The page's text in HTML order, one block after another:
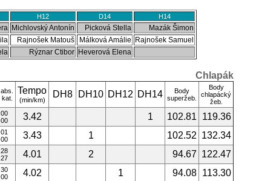
H12 D14 H14
Michlovský Antonín Picková Stella
Mazák Šimon
Rajnošek Matouš Málková Amálie
Rajnošek Samuel
Rýznar Ctibor Heverová Elena
Chlapák
kat.
Tempo
(min/km)
DH8 DH10 DH12 DH14
Body
superžeb.
Body
chlapácký
žeb.
3.42 1 102.81
119.36
3.43 1 102.52 132.34
4.01 2 94.67 122.47
4.02 1 94.08 113.30